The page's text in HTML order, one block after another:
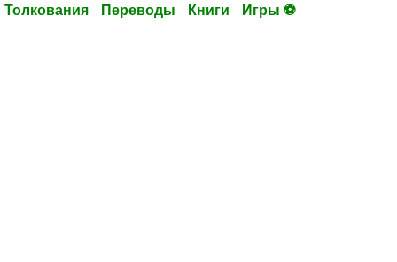
Толкования Переводы Книги Игры ⚽